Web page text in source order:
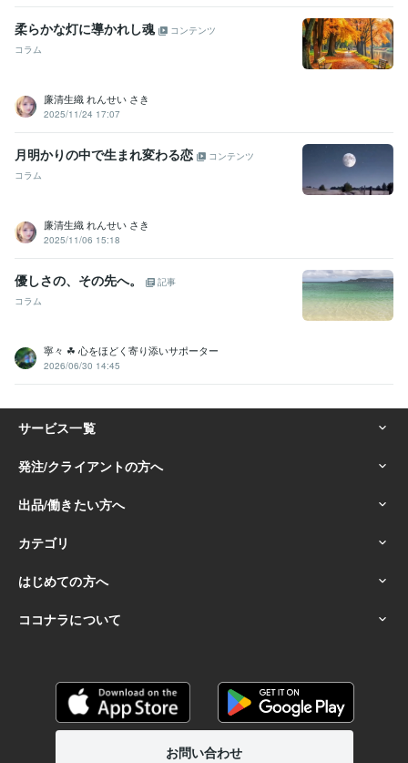
ビジネス・クリエイティブツール
Excel:30年 Word:30年AutoCAD:30年
Adobe Illustrator:30年
Adobe Photoshop:4年
Canva:1年SketchUp:1年
得意分野
占い
手相占い・ホクロ占い・数秘・姓名判断
恋愛 結婚 子育て 不安 相談 悩み 人間関係
姓名判断
あの人の気持ち
カラー心理学
学歴
東京都立大学 1989年3月 ~ 1993年2月
ICS カレッジオブアーツ 1990年3月 ~ 1993年2月
柔らかな灯に導かれし魂
コンテンツ
コラム
廉清生織 れんせい さき
2025/11/24 17:07
月明かりの中で生まれ変わる恋
コンテンツ
コラム
廉清生織 れんせい さき
2025/11/06 15:18
優しさの、その先へ。
記事
コラム
寧々 ☘ 心をほどく寄り添いサポーター
2026/06/30 14:45